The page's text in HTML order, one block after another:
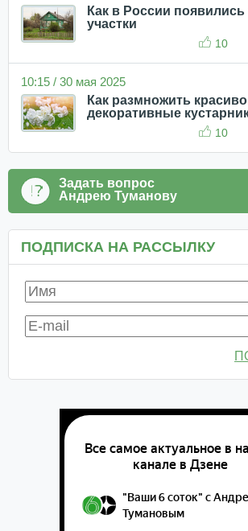
Как в России
участки
10
10:15 / 30 мая 2025
Как размножить
декоративные
10
Задать вопрос
Андрею Туманову
ПОДПИСКА НА РАССЫЛКУ